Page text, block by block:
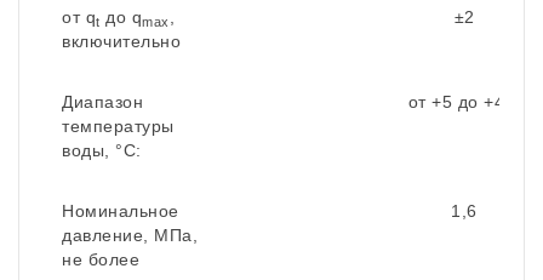
от qt до qmax ,
включительно
±2
Диапазон
температуры
воды, °С:
от +5 до +40
Номинальное
давление, МПа,
не более
1,6